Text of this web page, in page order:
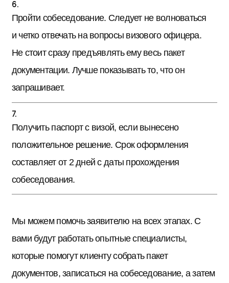
Пройти собеседование. Следует не волноваться
и четко отвечать на вопросы визового офицера.
Не стоит сразу предъявлять ему весь пакет
документации. Лучше показывать то, что он
запрашивает.
Получить паспорт с визой, если вынесено
положительное решение. Срок оформления
составляет от 2 дней с даты прохождения
собеседования.
Мы можем помочь заявителю на всех этапах. С
вами будут работать опытные специалисты,
которые помогут клиенту собрать пакет
документов, записаться на собеседование, а затем